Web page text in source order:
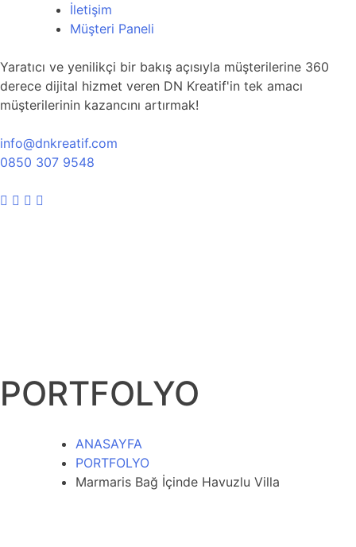
İletişim
Müşteri Paneli
Yaratıcı ve yenilikçi bir bakış açısıyla müşterilerine 360
derece dijital hizmet veren DN Kreatif'in tek amacı
müşterilerinin kazancını artırmak!
info@dnkreatif.com
0850 307 9548
PORTFOLYO
ANASAYFA
PORTFOLYO
Marmaris Bağ İçinde Havuzlu Villa